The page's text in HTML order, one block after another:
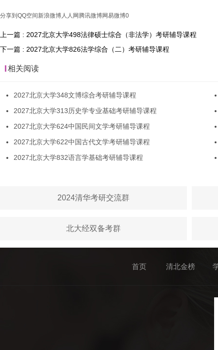
分享到 QQ空间 新浪微博人人网 腾讯微博网易微博0
上一篇 : 2027北京大学498法律硕士综合（非法学）考研辅导课程
下一篇 : 2027北京大学826法学综合（二）考研辅导课程
相关阅读
2027北京大学348文博综合考研辅导课程
2027北京大学313历史学专业基础考研辅导课程
2027北京大学624中国民间文学考研辅导课程
2027北京大学622中国古代文学考研辅导课程
2027北京大学832语言学基础考研辅导课程
2024清华考研交流群
北大经双备考群
首页 清北金榜